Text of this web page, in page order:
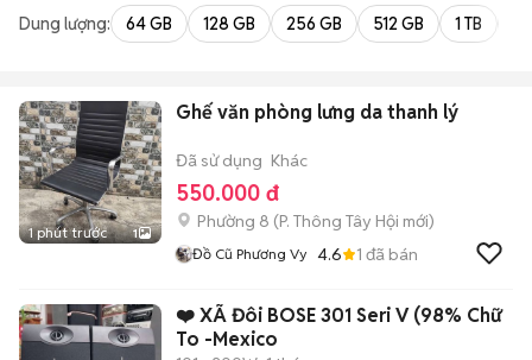
Dung lượng: 64 GB 128 GB 256 GB 512 GB 1 TB
1 phút trước 1
Ghế văn phòng lưng da thanh lý
Đã sử dụng Khác
550.000 đ
Phường 8 (P. Thông Tây Hội mới)
Đồ Cũ Phương Vy 4.6 1 đã bán
❤️ XÃ Đôi BOSE 301 Seri V (98% Chữ
To -Mexico